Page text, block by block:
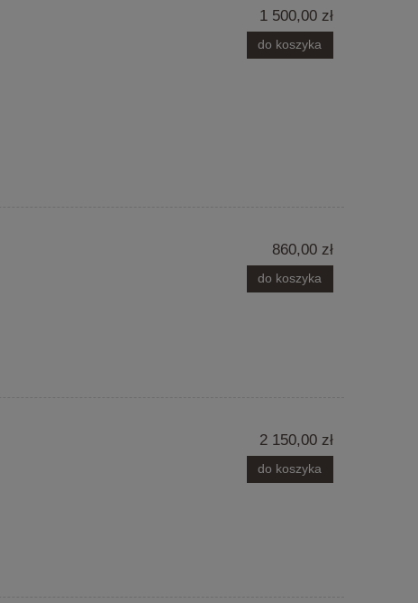
1 500,00 zł
do koszyka
860,00 zł
do koszyka
2 150,00 zł
do koszyka